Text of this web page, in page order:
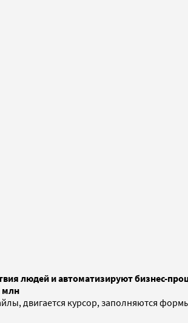
людей и автоматизируют бизнес-
млн
двигается курсор, заполняются